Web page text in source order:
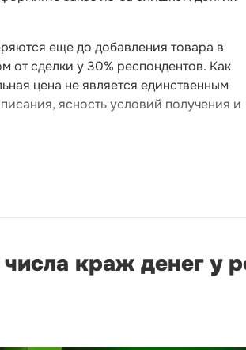
еще до добавления товара в
от сделки у 30% респондентов. Как
цена не является единственным
ясность условий получения и
краж денег у